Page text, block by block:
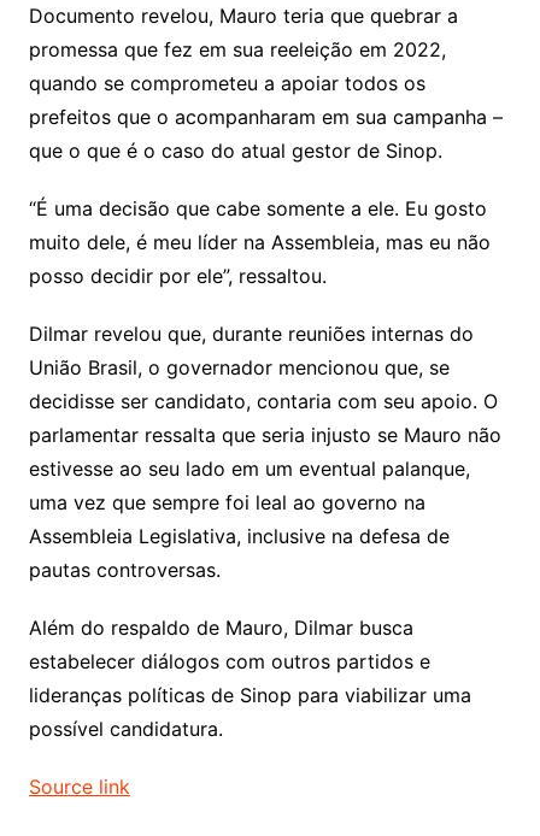
Documento revelou, Mauro teria que quebrar a
promessa que fez em sua reeleição em 2022,
quando se comprometeu a apoiar todos os
prefeitos que o acompanharam em sua campanha –
que o que é o caso do atual gestor de Sinop.
“É uma decisão que cabe somente a ele. Eu gosto
muito dele, é meu líder na Assembleia, mas eu não
posso decidir por ele”, ressaltou.
Dilmar revelou que, durante reuniões internas do
União Brasil, o governador mencionou que, se
decidisse ser candidato, contaria com seu apoio. O
parlamentar ressalta que seria injusto se Mauro não
estivesse ao seu lado em um eventual palanque,
uma vez que sempre foi leal ao governo na
Assembleia Legislativa, inclusive na defesa de
pautas controversas.
Além do respaldo de Mauro, Dilmar busca
estabelecer diálogos com outros partidos e
lideranças políticas de Sinop para viabilizar uma
possível candidatura.
Source link